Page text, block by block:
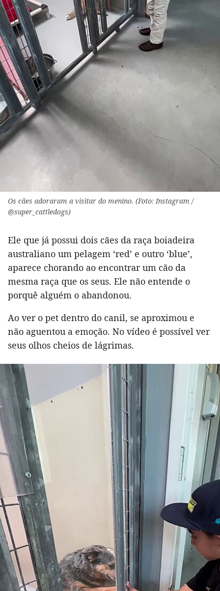
Os cães adoraram a visitar do menino. (Foto: Instagram /
@super_cattledogs)
Ele que já possui dois cães da raça boiadeira
australiano um pelagem ‘red’ e outro ‘blue’,
aparece chorando ao encontrar um cão da
mesma raça que os seus. Ele não entende o
porquê alguém o abandonou.
Ao ver o pet dentro do canil, se aproximou e
não aguentou a emoção. No vídeo é possível ver
seus olhos cheios de lágrimas.